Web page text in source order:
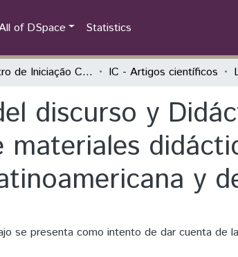
of DSpace Statistics
IV Encontro de Iniciação Científica da Unila “UNILA 5 anos: Integração em Ciência, Tecnologia e Cultura na Tríplice Fronteira” IC - Artigos científicos
discurso y
y
se presenta como intento de dar cuenta de